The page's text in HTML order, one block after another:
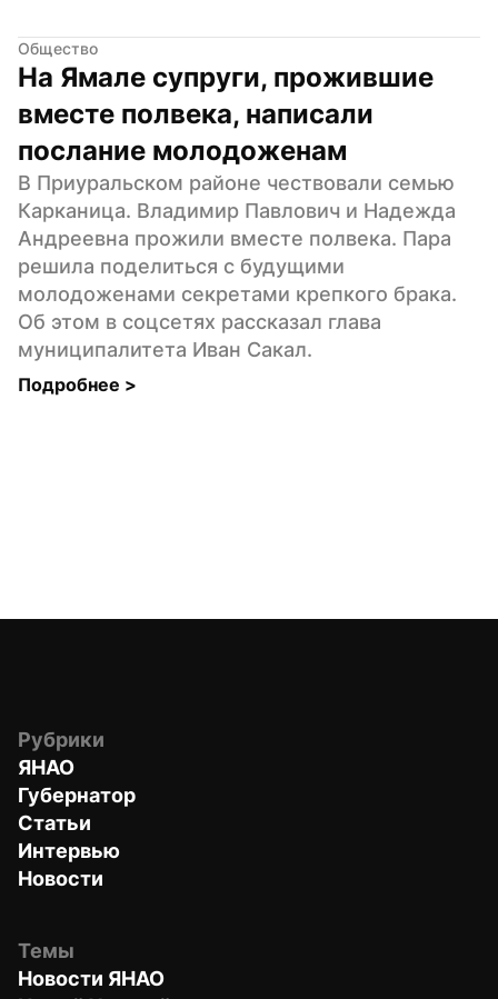
Общество
На Ямале супруги, прожившие
вместе полвека, написали
послание молодоженам
В Приуральском районе чествовали семью
Карканица. Владимир Павлович и Надежда
Андреевна прожили вместе полвека. Пара
решила поделиться с будущими
молодоженами секретами крепкого брака.
Об этом в соцсетях рассказал глава
муниципалитета Иван Сакал.
Подробнее >
Рубрики
ЯНАО
Губернатор
Статьи
Интервью
Новости
Темы
Новости ЯНАО